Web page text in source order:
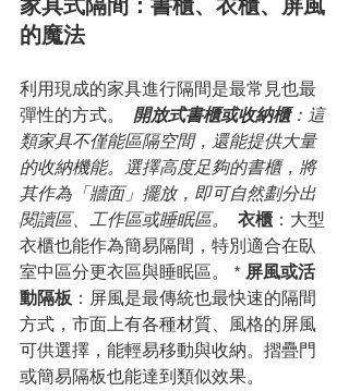
家具式隔間：書櫃、衣櫃、屏風
的魔法
利用現成的家具進行隔間是最常見也最
彈性的方式。
開放式書櫃或收納櫃：這
類家具不僅能區隔空間，還能提供大量
的收納機能。選擇高度足夠的書櫃，將
其作為「牆面」擺放，即可自然劃分出
閱讀區、工作區或睡眠區。
衣櫃 ：大型
衣櫃也能作為簡易隔間，特別適合在臥
室中區分更衣區與睡眠區。 * 屏風或活
動隔板 ：屏風是最傳統也最快速的隔間
方式，市面上有各種材質、風格的屏風
可供選擇，能輕易移動與收納。摺疊門
或簡易隔板也能達到類似效果。